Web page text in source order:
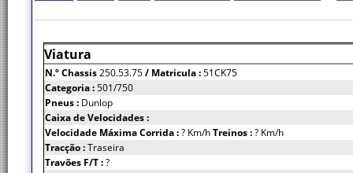
Viatura
N.º Chassis250.53.75/ Matricula :51CK75
Categoria :501/750
Pneus : Dunlop
Caixa de Velocidades :
Velocidade Máxima Corrida :? Km/hTreinos :? Km/h
Tracção :Traseira
Travões F/T :?